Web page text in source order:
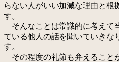
らない人がいい加減な理由と根
す。
そんなことは常識的に考えて
ている他人の話を聞いていきな
す。
その程度の礼節も弁えること